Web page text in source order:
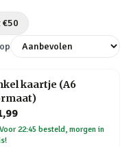
€50
kaartje (A6
Voor 22:45 besteld, morgen in